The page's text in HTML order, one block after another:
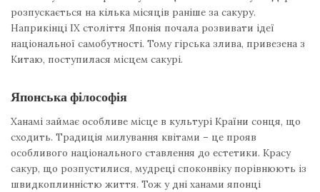
розпускається на кілька місяців раніше за сакуру.
Наприкінці IX століття Японія почала розвивати ідеї
національної самобутності. Тому гірська злива, привезена з
Китаю, поступилася місцем сакурі.
Японська філософія
Ханамі займає особливе місце в культурі Країни сонця, що
сходить. Традиція милування квітами – це прояв
особливого національного ставлення до естетики. Красу
сакур, що розпустилися, мудреці споконвіку порівнюють із
швидкоплинністю життя. Тож у дні ханами японці